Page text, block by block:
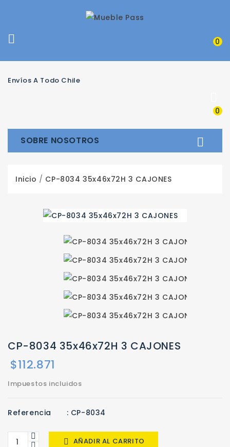
 0
Envíos A Todo Chile
0
SOBRE NOSOTROS 
Inicio CP-8034 35x46x72H 3 CAJONES
CP-8034 35x46x72H 3 CAJONES
$112.871
Impuestos incluidos
Referencia : CP-8034
 AÑADIR AL CARRITO